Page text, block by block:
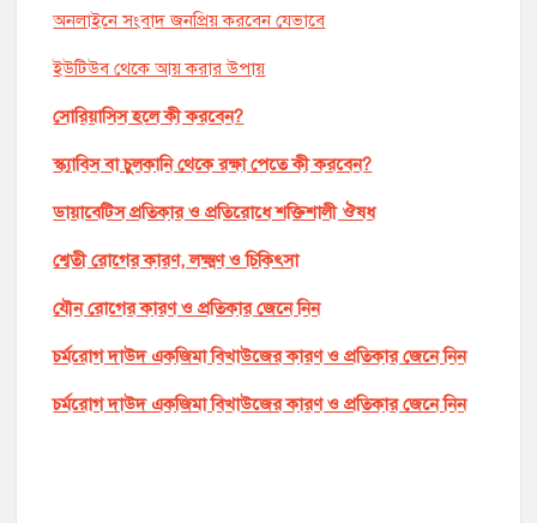
অনলাইনে সংবাদ জনপ্রিয় করবেন যেভাবে
ইউটিউব থেকে আয় করার উপায়
সোরিয়াসিস হলে কী করবেন?
স্ক্যাবিস বা চুলকানি থেকে রক্ষা পেতে কী করবেন?
ডায়াবেটিস প্রতিকার ও প্রতিরোধে শক্তিশালী ঔষধ
শ্বেতী রোগের কারণ, লক্ষ্মণ ও চিকিৎসা
যৌন রোগের কারণ ও প্রতিকার জেনে নিন
চর্মরোগ দাউদ একজিমা বিখাউজের কারণ ও প্রতিকার জেনে নিন
চর্মরোগ দাউদ একজিমা বিখাউজের কারণ ও প্রতিকার জেনে নিন